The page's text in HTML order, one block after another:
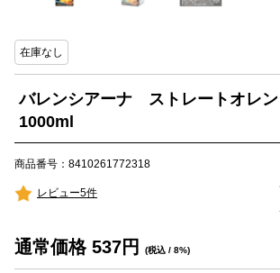
在庫なし
バレンシアーナ ストレートオレ
1000ml
商品番号：8410261772318
レビュー5件
通常価格 537円 (税込 / 8%)